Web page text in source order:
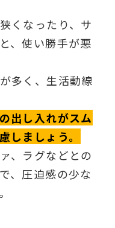
くなったり、サ
、使い勝手が悪
多く、生活動線
出し入れがスム
しましょう。
、ラグなどとの
、圧迫感の少な